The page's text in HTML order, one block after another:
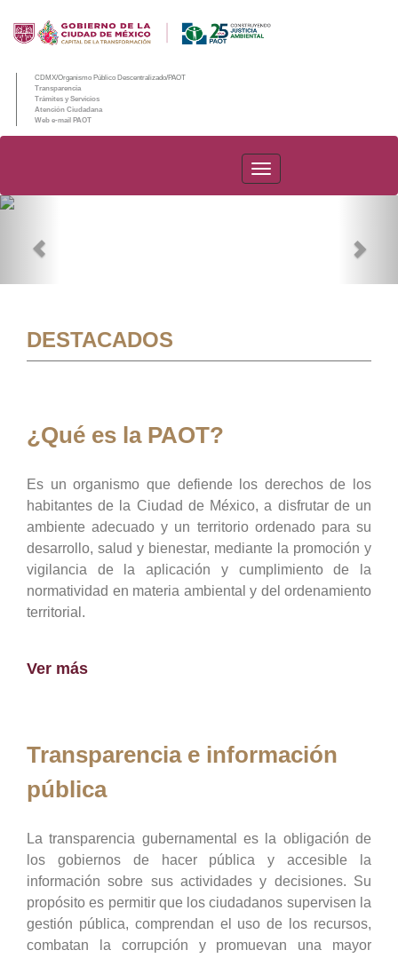
CDMX/Organismo Público Descentralizado/PAOT
Transparencia
Trámites y Servicios
Atención Ciudadana
Web e-mail PAOT
PAOT
DESTACADOS
¿Qué es la PAOT?
Es un organismo que defiende los derechos de los
habitantes de la Ciudad de México, a disfrutar de un
ambiente adecuado y un territorio ordenado para su
desarrollo, salud y bienestar, mediante la promoción y
vigilancia de la aplicación y cumplimiento de la
normatividad en materia ambiental y del ordenamiento
territorial.
Ver más
Transparencia e información
pública
La transparencia gubernamental es la obligación de
los gobiernos de hacer pública y accesible la
información sobre sus actividades y decisiones. Su
propósito es permitir que los ciudadanos supervisen la
gestión pública, comprendan el uso de los recursos,
combatan la corrupción y promuevan una mayor